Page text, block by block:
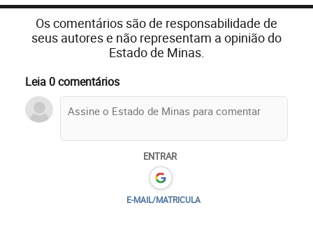
Os comentários são de responsabilidade de
seus autores e não representam a opinião do
Estado de Minas.
Leia 0 comentários
ENTRAR
E-MAIL/MATRICULA